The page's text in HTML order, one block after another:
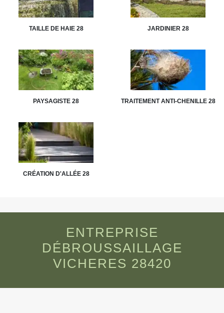
TAILLE DE HAIE 28 JARDINIER 28
PAYSAGISTE 28 TRAITEMENT ANTI-CHENILLE 28
CRÉATION D'ALLÉE 28
ENTREPRISE
DÉBROUSSAILLAGE
VICHERES 28420